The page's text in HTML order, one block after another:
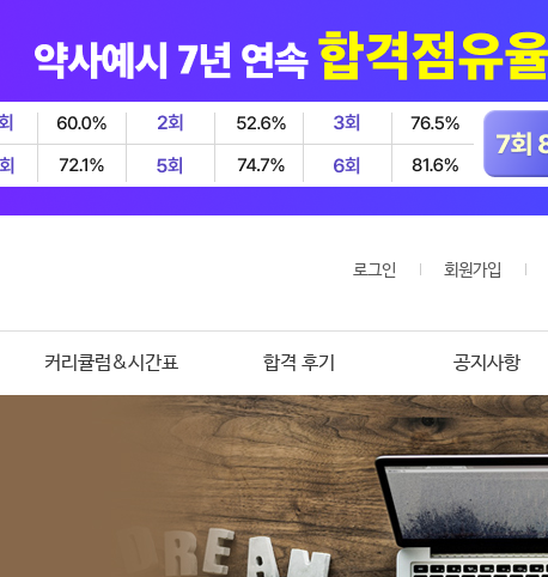
로그인 회원가입
커리큘럼&시간표 합격 후기 공지사항